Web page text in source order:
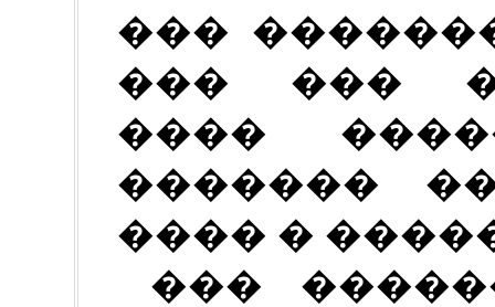
���
��� ���
����
�������
���� �
���